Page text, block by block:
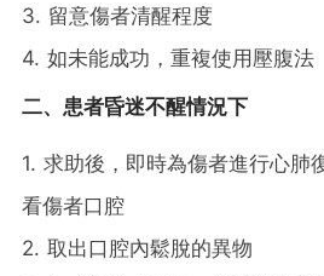
3. 留意傷者清醒程度
4. 如未能成功，重複使用壓腹法
二、患者昏迷不醒情況下
1. 求助後，即時為傷者進行心肺
看傷者口腔
2. 取出口腔內鬆脫的異物